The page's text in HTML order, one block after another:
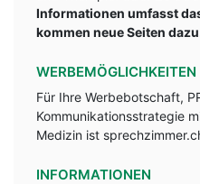
Informationen umfasst
kommen neue Seiten
Für Ihre Werbebotschaft,
Kommunikationsstrategie
Medizin ist
INFORMATIONEN